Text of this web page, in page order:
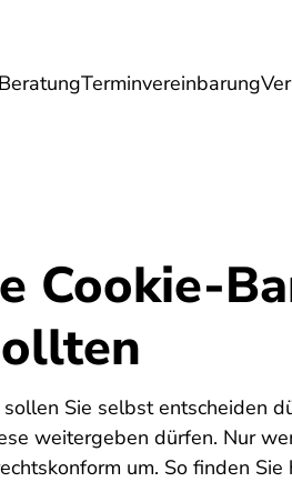
BeratungTerminvereinbarung
Lebensmittel
Cookie-
Sie selbst entscheiden
weitergeben dürfen. Nur
um. So finden